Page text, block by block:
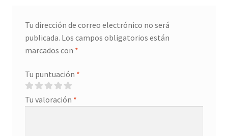
Tu dirección de correo electrónico no será
publicada. Los campos obligatorios están
marcados con *
Tu puntuación *
Tu valoración *